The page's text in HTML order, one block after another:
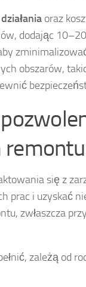
oraz
dodając
obszarów,
remontu
się z
prac i uzyskać
zwłaszcza
zależą od